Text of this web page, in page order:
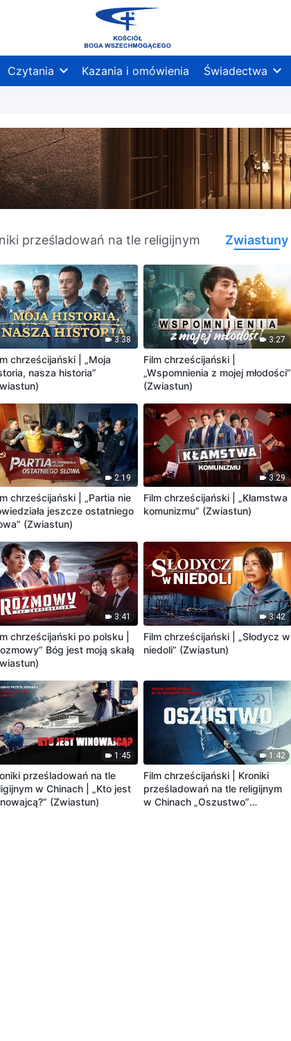
Czytania Kazania i omówienia Świadectwa
prześladowań na tle religijnym Zwiastuny
3:38
chrześcijański | „Moja
nasza historia”
3:27
Film chrześcijański |
„Wspomnienia z mojej młodości”
(Zwiastun)
2:19
chrześcijański | „Partia nie
jeszcze ostatniego
(Zwiastun)
3:29
Film chrześcijański | „Kłamstwa
komunizmu” (Zwiastun)
3:41
chrześcijański po polsku |
Bóg jest moją skałą
3:42
Film chrześcijański | „Słodycz w
niedoli” (Zwiastun)
1:45
prześladowań na tle
w Chinach | „Kto jest
(Zwiastun)
1:42
Film chrześcijański | Kroniki
prześladowań na tle religijnym
w Chinach „Oszustwo”